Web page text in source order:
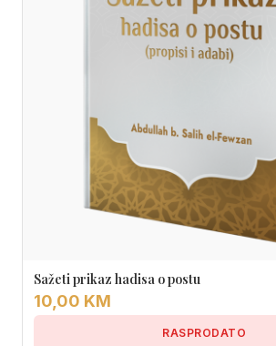
Sažeti prikaz hadisa o postu
10,00 KM
RASPRODATO